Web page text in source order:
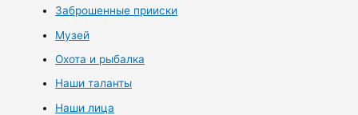
Заброшенные прииски
Музей
Охота и рыбалка
Наши таланты
Наши лица